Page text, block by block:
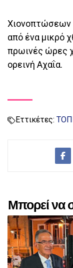
Χιονοπτώσεων
από ένα μικρό
πρωινές ώρες
ορεινή Αχαΐα.
Εττικέτες:
Μπορεί να
αναρτήσεις